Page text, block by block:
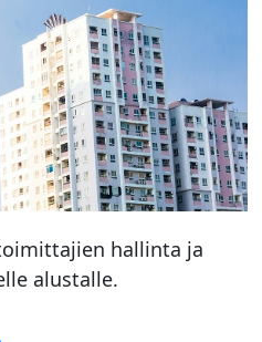
hallinta ja
alustalle.